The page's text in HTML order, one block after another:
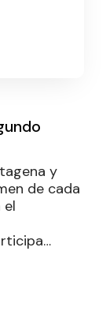
y
de cada
el